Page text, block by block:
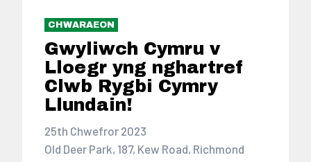
CHWARAEON
Gwyliwch Cymru v
Lloegr yng nghartref
Clwb Rygbi Cymry
Llundain!
25th Chwefror 2023
Old Deer Park, 187, Kew Road, Richmond